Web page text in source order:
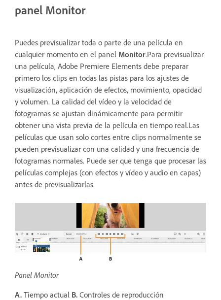
panel Monitor
Puedes previsualizar toda o parte de una película en
cualquier momento en el panel Monitor.Para previsualizar
una película, Adobe Premiere Elements debe preparar
primero los clips en todas las pistas para los ajustes de
visualización, aplicación de efectos, movimiento, opacidad
y volumen. La calidad del vídeo y la velocidad de
fotogramas se ajustan dinámicamente para permitir
obtener una vista previa de la película en tiempo real.Las
películas que usan solo cortes entre clips normalmente se
pueden previsualizar con una calidad y una frecuencia de
fotogramas normales. Puede ser que tenga que procesar las
películas complejas (con efectos y vídeo y audio en capas)
antes de previsualizarlas.
Panel Monitor
A. Tiempo actual B. Controles de reproducción